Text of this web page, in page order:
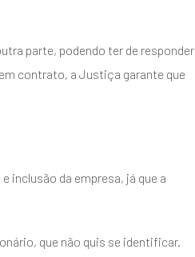
parte, podendo ter de responder
contrato, a Justiça garante que
inclusão da empresa, já que a
que não quis se identificar.